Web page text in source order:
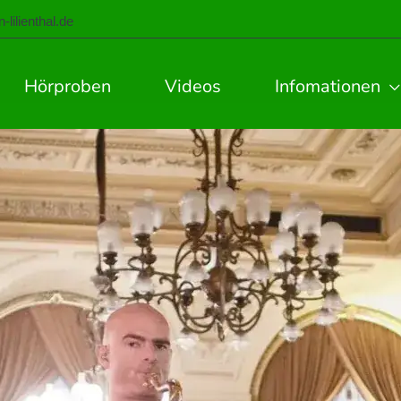
lilienthal.de
Hörproben Videos Infomationen